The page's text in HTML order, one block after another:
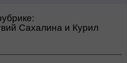
Сахалина и Курил